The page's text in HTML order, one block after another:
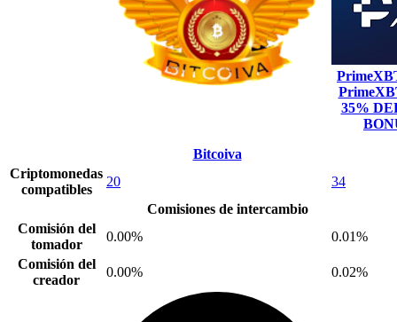
Bitcoiva
35%
Criptomonedas
compatibles
20
34
Comisiones de intercambio
Comisión del
tomador
0.00%
0.01%
Comisión del
creador
0.00% 0.02%